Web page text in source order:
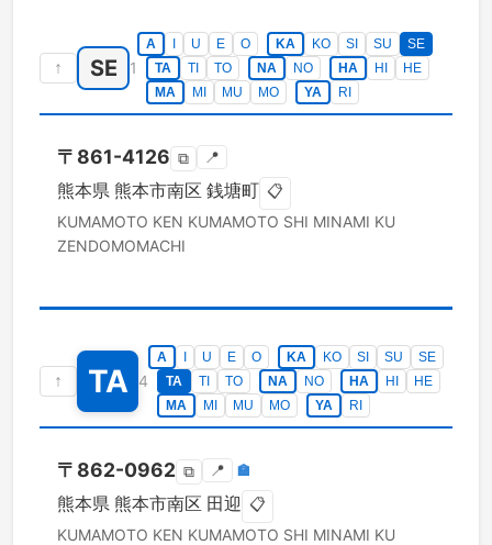
↑ SE 1
A U E O KA KO SI SU
SE
TA
TI TO NA NO HA HI
HE
MA
MI MU MO YA RI
〒 861-4126 ⧉ 📍
熊本県 熊本市南区 銭塘町 📋
KUMAMOTO KEN KUMAMOTO SHI MINAMI KU
ZENDOMOMACHI
↑ TA 4
A U E O KA KO SI SU
SE
TA
TI TO NA NO HA HI
HE
MA
MI MU MO YA RI
〒 862-0962 ⧉ 📍 🏣
熊本県 熊本市南区 田迎 📋
KUMAMOTO KEN KUMAMOTO SHI MINAMI KU